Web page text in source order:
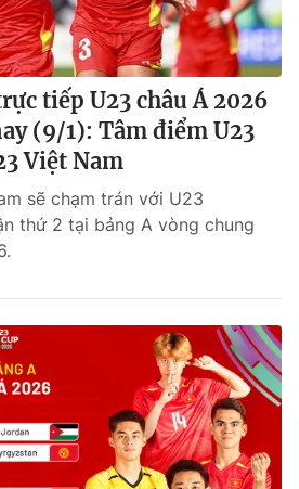
tiếp U23 châu Á 2026
(9/1): Tâm điểm U23
Việt Nam
sẽ chạm trán với U23
thứ 2 tại bảng A vòng chung